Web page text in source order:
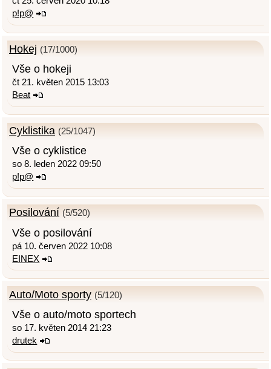
p!p@
Hokej (17/1000)
Vše o hokeji
čt 21. květen 2015 13:03
Beat
Cyklistika (25/1047)
Vše o cyklistice
so 8. leden 2022 09:50
p!p@
Posilování (5/520)
Vše o posilování
pá 10. červen 2022 10:08
EINEX
Auto/Moto sporty (5/120)
Vše o auto/moto sportech
so 17. květen 2014 21:23
drutek